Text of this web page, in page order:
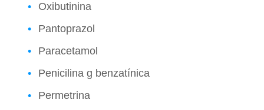
Oxibutinina
Pantoprazol
Paracetamol
Penicilina g benzatínica
Permetrina